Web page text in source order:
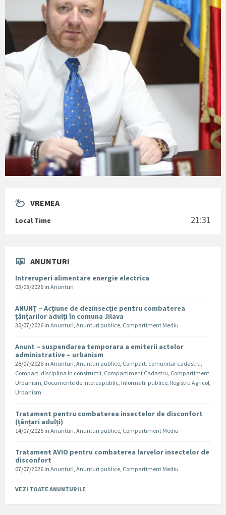
VREMEA
Local Time 21:31
ANUNTURI
Intreruperi alimentare energie electrica
03/08/2026 in Anunturi
ANUNȚ – Acțiune de dezinsecție pentru combaterea
țânțarilor adulți în comuna Jilava
30/07/2026 in Anunturi, Anunturi publice, Compartiment Mediu
Anunt – suspendarea temporara a emiterii actelor
administrative – urbanism
28/07/2026 in Anunturi, Anunturi publice, Compart. comunitar cadastru,
Compart. disciplina in constructii, Compartiment Cadastru, Compartiment
Urbanism, Documente de interes public, Informatii publice, Registru Agricol,
Urbanism
Tratament pentru combaterea insectelor de disconfort
(țânțari adulți)
14/07/2026 in Anunturi, Anunturi publice, Compartiment Mediu
Tratament AVIO pentru combaterea larvelor insectelor de
disconfort
07/07/2026 in Anunturi, Anunturi publice, Compartiment Mediu
VEZI TOATE ANUNTURILE